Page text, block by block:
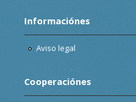
Informaciónes
Aviso legal
Cooperaciónes